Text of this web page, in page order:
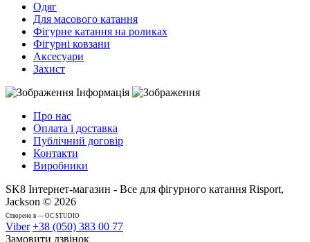
Одяг
Для масового катання
Фігурне катання на роликах
Фігурні ковзани
Аксесуари
Захист
Інформація
Про нас
Оплата і доставка
Публічний договір
Контакти
Виробники
SK8 Інтернет-магазин - Все для фігурного катання Risport,
Jackson © 2026
Cтворено в — OC STUDIO
Viber +38 (050) 383 00 77
Замовити дзвінок